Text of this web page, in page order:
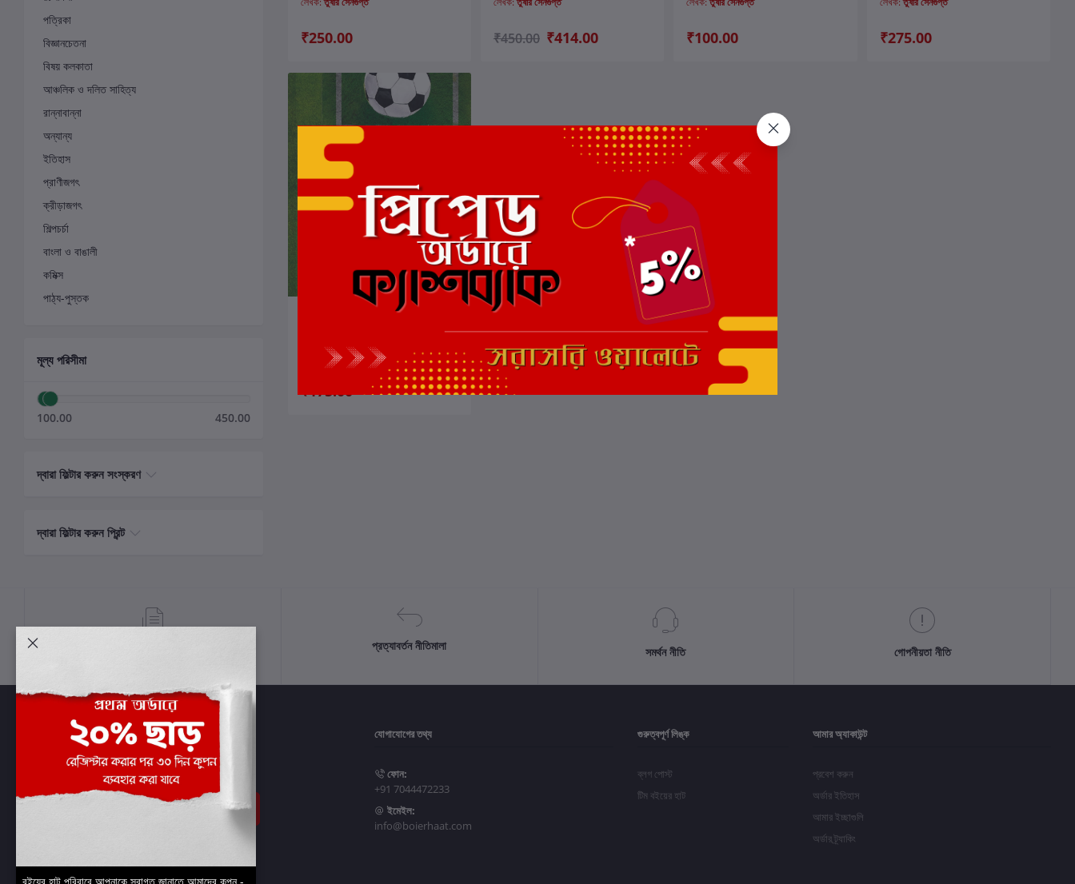
পত্রিকা
বিজ্ঞানচেতনা
বিষয় কলকাতা
আঞ্চলিক ও দলিত সাহিত্য
রান্নাবান্না
অন্যান্য
ইতিহাস
প্রাণীজগৎ
ক্রীড়াজগৎ
শিল্পচর্চা
বাংলা ও বাঙালী
কমিক্স
পাঠ্য-পুস্তক
মূল্য পরিসীমা
100.00 450.00
দ্বারা ফিল্টার করুন সংস্করণ
দ্বারা ফিল্টার করুন প্রিন্ট
₹250.00 ₹450.00 ₹414.00 ₹100.00 ₹275.00
কার্টে যোগ করুন
তুষার সেনগুপ্ত
₹175.00
প্রত্যাবর্তন নীতিমালা সমর্থন নীতি গোপনীয়তা নীতি
সাবস্ক্রাইব
যোগাযোগের তথ্য
ফোন:
+91 7044472233
ইমেইল:
info@boierhaat.com
গুরুত্বপূর্ণ লিঙ্ক
ব্লগ পোস্ট
টিম বইয়ের হাট
আমার অ্যাকাউন্ট
প্রবেশ করুন
অর্ডার ইতিহাস
আমার ইচ্ছাগুলি
অর্ডার ট্র্যাকিং